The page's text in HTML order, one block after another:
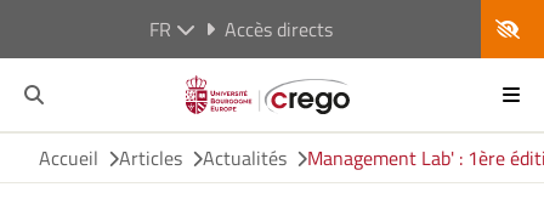
FR Accès directs
Accueil Articles Actualités Management Lab' : 1ère